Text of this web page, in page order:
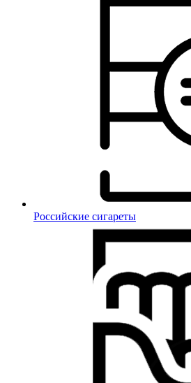
Российские сигареты